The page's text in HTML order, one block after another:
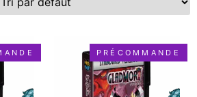
PRÉCOMMANDE